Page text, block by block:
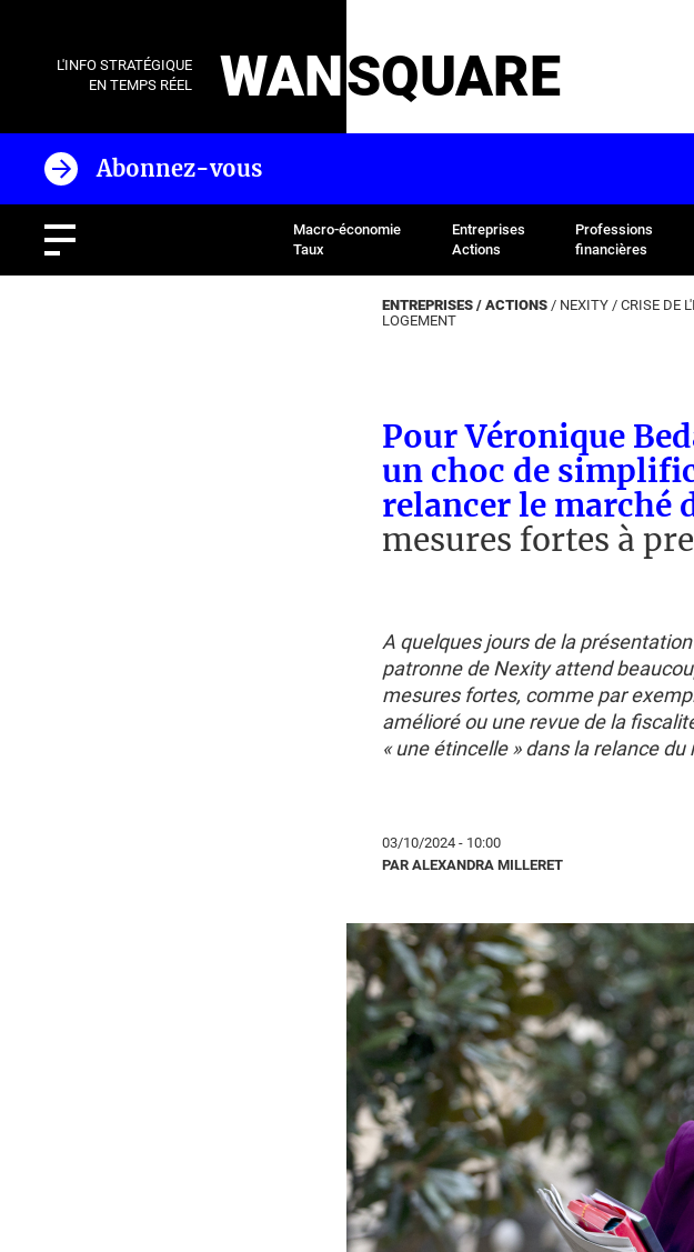
L'INFO STRATÉGIQUE
EN TEMPS RÉEL
WANSQUARE
Abonnez-vous
Macro-économie
Taux
Entreprises
Actions
Professions
financières
ENTREPRISES / ACTIONS / NEXITY / CRISE DE
LOGEMENT
Pour Véronique
un choc de
relancer le marché
mesures fortes à
A quelques jours de la
patronne de Nexity attend
mesures fortes, comme par
amélioré ou une revue de la
« une étincelle » dans la relance
03/10/2024 - 10:00
PAR ALEXANDRA MILLERET